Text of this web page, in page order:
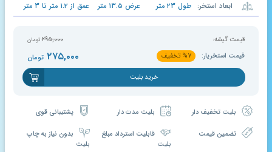
ابعاد استخر: طول ۲۳متر عرض ۱۳.۵ متر عمق از ۱.۲ متر تا۳ متر
قیمت گیشه: ۲۹۵,۰۰۰ تومان
قیمت استخریار: %۷ تخفیف ۲۷۵,۰۰۰ تومان
خرید بلیت
قابلیت استرداد مبلغ
بلیت
پشتیبانی قوی
بدون نیاز به چاپ
بلیت